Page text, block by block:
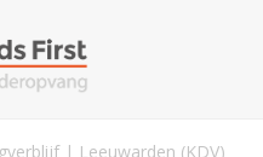
| Leeuwarden (KDV)